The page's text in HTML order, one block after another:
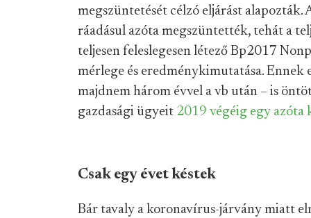
megszüntetését célzó eljárást
ráadásul azóta megszüntették, tehát a
teljesen feleslegesen létező Bp2017
mérlege és eredménykimutatása. Ennek
majdnem három évvel a vb után – is
gazdasági ügyeit 2019 végéig egy
Csak egy évet késtek
Bár tavaly a koronavírus-járvány miatt